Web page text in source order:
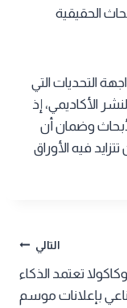
الحقيقية
التحديات التي
الأكاديمي، إذ
وضمان أن
فيه الأوراق
التالي
تعتمد الذكاء
بإعلانات موسم